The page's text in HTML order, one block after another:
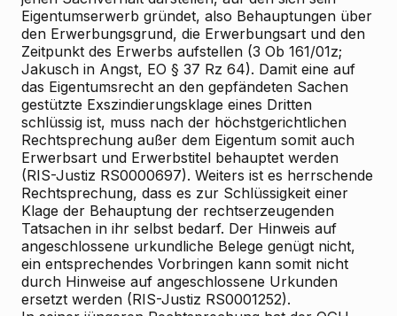
Eigentumserwerb gründet, also Behauptungen über
den Erwerbungsgrund, die Erwerbungsart und den
Zeitpunkt des Erwerbs aufstellen (3 Ob 161/01z;
Jakusch in Angst, EO § 37 Rz 64). Damit eine auf
das Eigentumsrecht an den gepfändeten Sachen
gestützte Exszindierungsklage eines Dritten
schlüssig ist, muss nach der höchstgerichtlichen
Rechtsprechung außer dem Eigentum somit auch
Erwerbsart und Erwerbstitel behauptet werden
(RIS-Justiz RS0000697). Weiters ist es herrschende
Rechtsprechung, dass es zur Schlüssigkeit einer
Klage der Behauptung der rechtserzeugenden
Tatsachen in ihr selbst bedarf. Der Hinweis auf
angeschlossene urkundliche Belege genügt nicht,
ein entsprechendes Vorbringen kann somit nicht
durch Hinweise auf angeschlossene Urkunden
ersetzt werden (RIS-Justiz RS0001252).